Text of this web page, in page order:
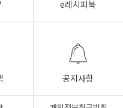
e레시피북
공지사항